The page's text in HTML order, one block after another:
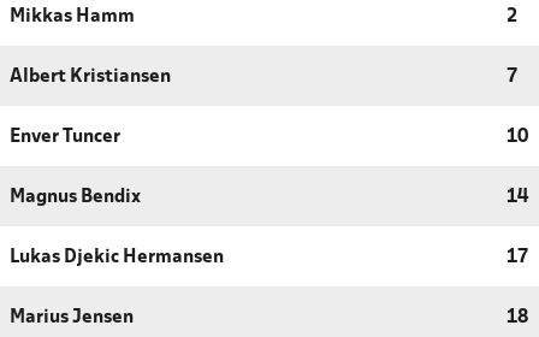
Mikkas Hamm 2
Albert Kristiansen 7
Enver Tuncer 10
Magnus Bendix 14
Lukas Djekic Hermansen 17
Marius Jensen 18